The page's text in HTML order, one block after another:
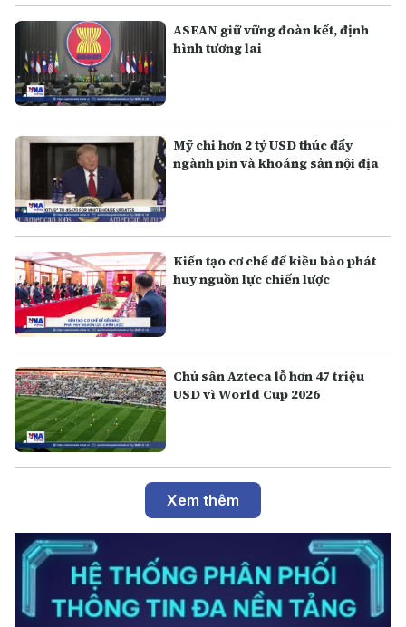
ASEAN giữ vững đoàn kết, định
hình tương lai
Mỹ chi hơn 2 tỷ USD thúc đẩy
ngành pin và khoáng sản nội địa
Kiến tạo cơ chế để kiều bào phát
huy nguồn lực chiến lược
Chủ sân Azteca lỗ hơn 47 triệu
USD vì World Cup 2026
Xem thêm